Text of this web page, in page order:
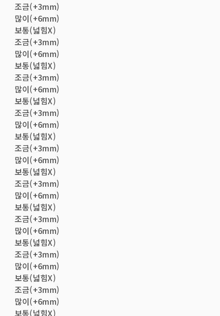
조금(+3mm)
많이(+6mm)
보통(넓힘X)
조금(+3mm)
많이(+6mm)
보통(넓힘X)
조금(+3mm)
많이(+6mm)
보통(넓힘X)
조금(+3mm)
많이(+6mm)
보통(넓힘X)
조금(+3mm)
많이(+6mm)
보통(넓힘X)
조금(+3mm)
많이(+6mm)
보통(넓힘X)
조금(+3mm)
많이(+6mm)
보통(넓힘X)
조금(+3mm)
많이(+6mm)
보통(넓힘X)
조금(+3mm)
많이(+6mm)
보통(넓힘X)